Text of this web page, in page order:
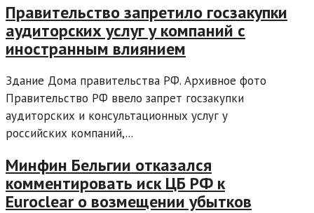
Правительство запретило госзакупки
аудиторских услуг у компаний с
иностранным влиянием
Здание Дома правительства РФ. Архивное фото
Правительство РФ ввело запрет госзакупки
аудиторских и консультационных услуг у
российских компаний,...
Минфин Бельгии отказался
комментировать иск ЦБ РФ к
Euroclear о возмещении убытков